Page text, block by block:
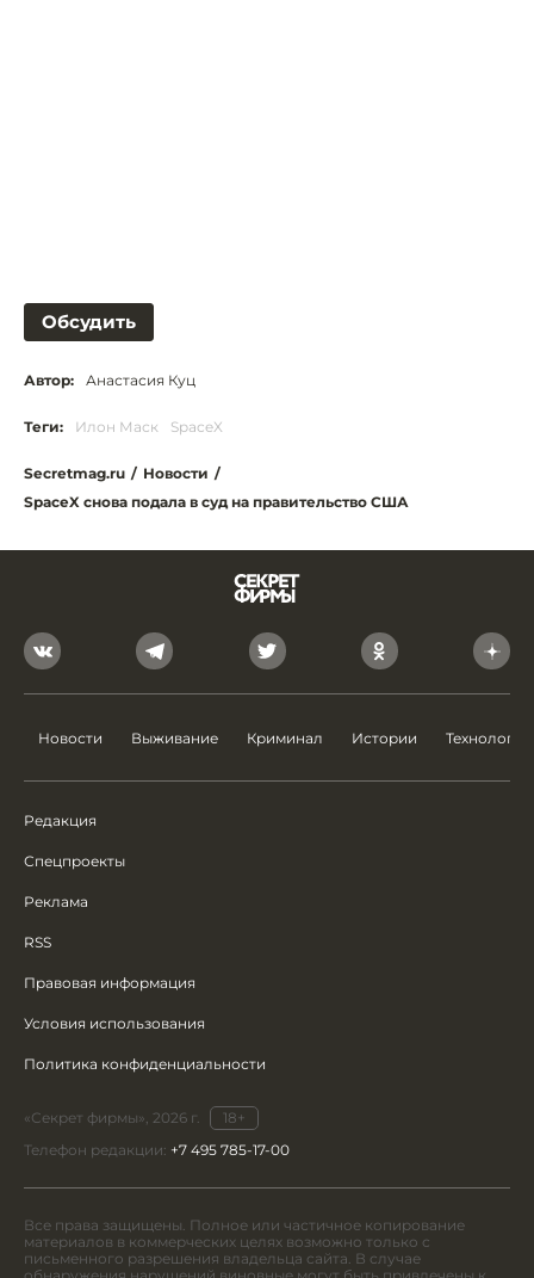
Обсудить
Автор: Анастасия Куц
Теги: Илон Маск SpaceX
Secretmag.ru / Новости /
SpaceX снова подала в суд на правительство США
Новости Выживание Криминал Истории Технологии
Редакция
Спецпроекты
Реклама
RSS
Правовая информация
Условия использования
Политика конфиденциальности
«Секрет фирмы», 2026 г.
18+
Телефон редакции: +7 495 785-17-00
Все права защищены. Полное или частичное копирование
материалов в коммерческих целях возможно только с
письменного разрешения владельца сайта. В случае